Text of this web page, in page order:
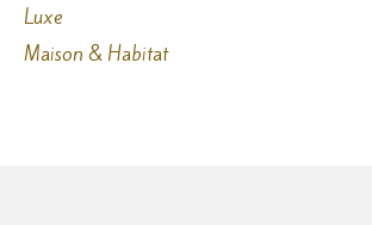
Luxe
Maison & Habitat